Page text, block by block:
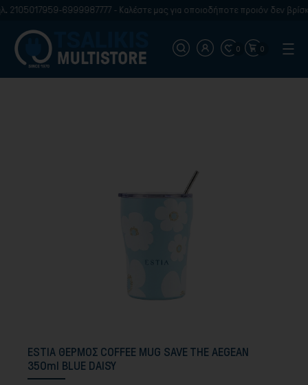
6999987777 - Καλέστε μας για οποιοδήποτε προιόν δεν
0 0
ESTIA ΘΕΡΜΟΣ COFFEE MUG SAVE THE AEGEAN
350ml BLUE DAISY